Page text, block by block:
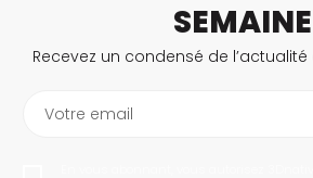
SEMAINE
Recevez un condensé de l’actualité
Votre email